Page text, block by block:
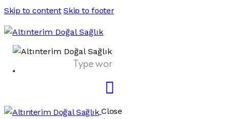
Skip to content Skip to footer
Close